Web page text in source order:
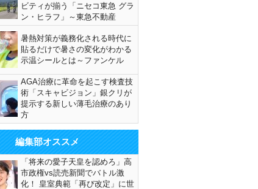
ビティが揃う「ニセコ東急 グラ
ン・ヒラフ」～東急不動産
暑熱対策が義務化される時代に
貼るだけで暑さの変化がわかる
示温シールとは～ファンケル
AGA治療に革命を起こす検査技
術「スキャビジョン」銀クリが
提示する新しい薄毛治療のあり
方
編集部オススメ
「将来の愛子天皇を認めろ」高
市政権vs読売新聞でバトル激
化！ 皇室典範「再び改定」に世